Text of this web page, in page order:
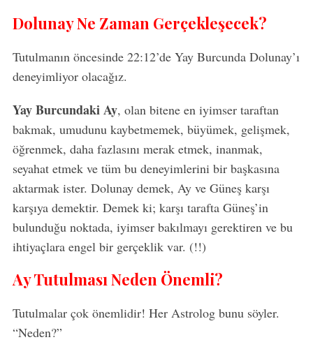
Dolunay Ne Zaman Gerçekleşecek?
Tutulmanın öncesinde 22:12’de Yay Burcunda Dolunay’ı
deneyimliyor olacağız.
Yay Burcundaki Ay, olan bitene en iyimser taraftan
bakmak, umudunu kaybetmemek, büyümek, gelişmek,
öğrenmek, daha fazlasını merak etmek, inanmak,
seyahat etmek ve tüm bu deneyimlerini bir başkasına
aktarmak ister. Dolunay demek, Ay ve Güneş karşı
karşıya demektir. Demek ki; karşı tarafta Güneş’in
bulunduğu noktada, iyimser bakılmayı gerektiren ve bu
ihtiyaçlara engel bir gerçeklik var. (!!)
Ay Tutulması Neden Önemli?
Tutulmalar çok önemlidir! Her Astrolog bunu söyler.
“Neden?”